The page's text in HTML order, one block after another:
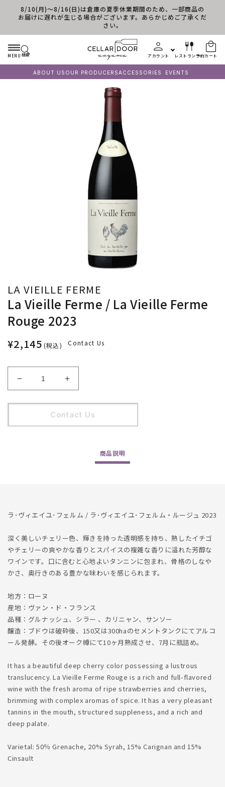
コンテンツに進む
8/10(月)～8/16(日)は倉庫の夏季休業期間のため、一部商品の
お届けに遅れが生じる場合がございます。あらかじめご了承くだ
さい。
MENU 検索 アカウント レストラン予約カート
ABOUT US OUR PRODUCERSACCESSORIES EVENTS
LA VIEILLE FERME
La Vieille Ferme / La Vieille Ferme
Rouge 2023
¥2,145 (税込) Contact Us
Vieille
Ferme
La
を
ら
す
La
Vieille
Ferme
/
La
を
や
す
Contact Us
商品説明
ラ･ヴィエイユ･フェルム / ラ･ヴィエイユ･フェルム・ルージュ 2023
深く美しいチェリー色、輝きを持った透明感を持ち、熟したイチゴ
やチェリーの爽やかな香りとスパイスの複雑な香りに溢れた芳醇な
ワインです。口に含むと心地よいタンニンに包まれ、骨格のしなや
かさ、奥行きのある豊かな味わいを感じられます。
地方：ローヌ
産地：ヴァン・ド・フランス
品種：グルナッシュ、シラー 、カリニャン、サンソー
醸造：ブドウは破砕後、150又は300haのセメントタンクにてアルコ
ール発酵。その後オーク樽にて10ヶ月熟成させ、7月に瓶詰め。
It has a beautiful deep cherry color possessing a lustrous
translucency. La Vieille Ferme Rouge is a rich and full-flavored
wine with the fresh aroma of ripe strawberries and cherries,
brimming with complex aromas of spice. It has a very pleasant
tannins in the mouth, structured suppleness, and a rich and
deep palate.
Varietal: 50％ Grenache, 20% Syrah, 15% Carignan and 15%
Cinsault